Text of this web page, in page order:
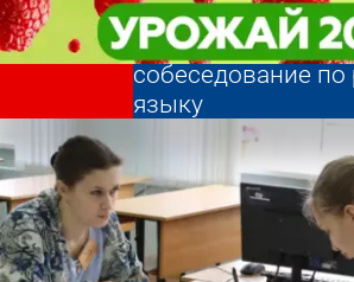
198 пензенских
собеседование по
языку
Учеба
198 пензенских
собеседование по
языку
Учеба
Другие
по теме
Погода и
валют в